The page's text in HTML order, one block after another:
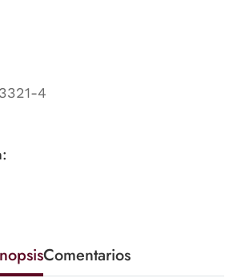
4
Comentarios